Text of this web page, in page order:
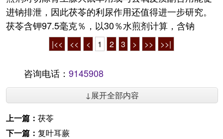
进钠排泄，因此茯苓的利尿作用还值得进一步研究。
茯苓含钾97.5毫克％，以30％水煎剂计算，含钠
|<< << < 1 2 3 > >> >>|
咨询电话： 9145908
↓展开全部内容
上一篇： 茯苓
下一篇： 复叶耳蕨